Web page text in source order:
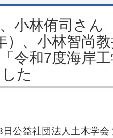
小林侑司さん
）、小林智尚
令和7度海岸
た
公益社団法人土木学